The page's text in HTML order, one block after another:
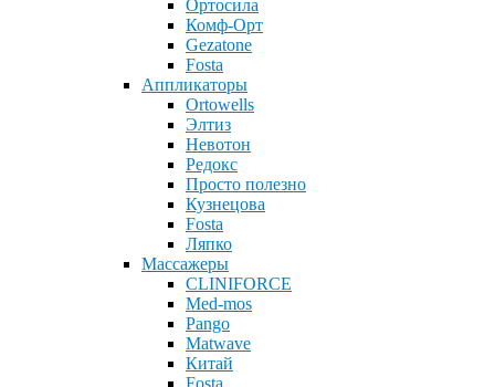
Ортосила
Комф-Орт
Gezatone
Fosta
Аппликаторы
Ortowells
Элтиз
Невотон
Редокс
Просто полезно
Кузнецова
Fosta
Ляпко
Массажеры
CLINIFORCE
Med-mos
Pango
Matwave
Китай
Fosta